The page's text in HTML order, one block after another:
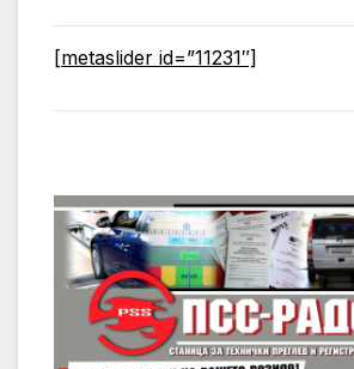
[metaslider id=”11231″]